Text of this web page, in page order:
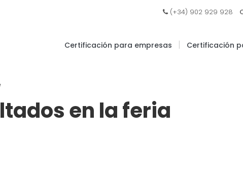
(+34) 902 929 928
Certificación para empresas | Certificación
en la feria